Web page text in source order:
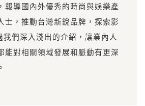
報導國內外優秀的時尚與娛樂產
士，推動台灣新銳品牌，探索影
們深入淺出的介紹，讓業內人
能對相關領域發展和脈動有更深